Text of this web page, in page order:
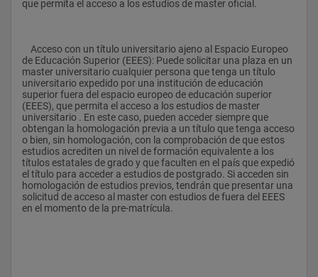
específicos de relevancia en Andalucía,como el Flamenco y el
musical y los mássingulares monumentos de su herencia
artístico-musical.
Otorgar una visión integral de los diferentes ámbitos del
Patrimonio Musical y su proyección en la sociedad española y
latinoamericana.
- Ofrecer, apartir de los conocimientos disciplinares en los
ámbitos de la investigación musicológica, la gestión, la
interpretación y la enseñanza musical, una base sólida,
actualizada e imprescindible para el desempeño profesional en
diversas instituciones.
que permita el acceso a los estudios de master oficial.
de Educación Superior (EEES): Puede solicitar una plaza en un
master universitario cualquier persona que tenga un título
universitario expedido por una institución de educación
superior fuera del espacio europeo de educación superior
(EEES), que permita el acceso a los estudios de master
universitario . En este caso, pueden acceder siempre que
obtengan la homologación previa a un título que tenga acceso
o bien, sin homologación, con la comprobación de que estos
estudios acrediten un nivel de formación equivalente a los
títulos estatales de grado y que faculten en el país que expedió
el título para acceder a estudios de postgrado. Si acceden sin
homologación de estudios previos, tendrán que presentar una
solicitud de acceso al master con estudios de fuera del EEES
en el momento de la pre-matrícula.